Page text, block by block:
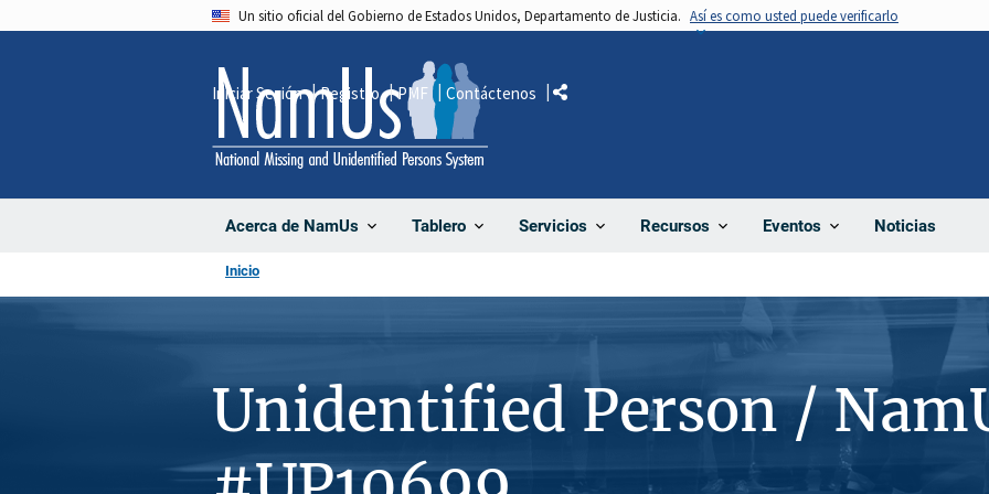
Un sitio oficial del Gobierno de Estados Unidos, Departamento de Justicia. Así es como usted puede verificarlo
Acerca de NamUs Tablero Servicios Recursos Eventos Noticias
Iniciar Sesión Registro PMF Contáctenos Comparte
Inicio
Unidentified Person /